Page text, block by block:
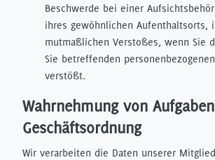
Beschwerde bei einer
ihres gewöhnlichen Aufenthaltsorts,
mutmaßlichen Verstoßes, wenn Sie
Sie betreffenden
verstößt.
Wahrnehmung von
Geschäftsordnung
Wir verarbeiten die Daten unserer